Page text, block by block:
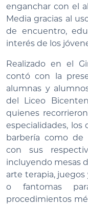
enganchar con el
Media gracias al
de encuentro,
interés de los
Realizado en el
contó con la
alumnas y
del Liceo
quienes
especialidades,
barbería como de
con sus
incluyendo mesas
arte terapia,
o fantomas
procedimientos